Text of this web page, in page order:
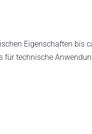
Eigenschaften bis
technische